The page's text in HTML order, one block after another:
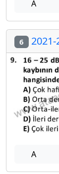
A
6 2021-
A